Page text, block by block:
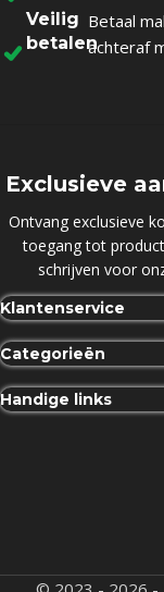
Veilig
betalen
Betaal
achteraf
Exclusieve
Ontvang exclusieve
toegang tot
schrijven voor
Klantenservice
Categorieën
Handige links